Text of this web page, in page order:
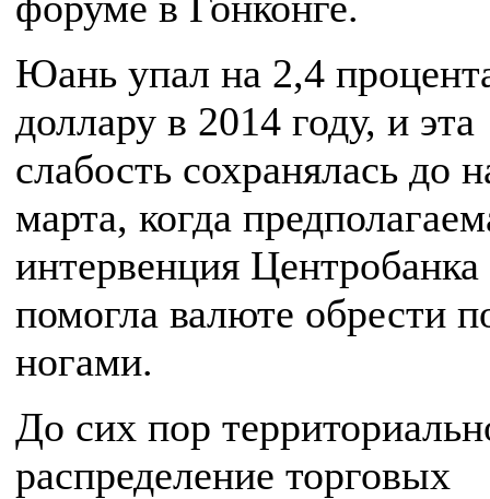
Юань упал на 2,4
доллару в 2014 году, и эта
слабость сохранялась до
марта, когда
интервенция
помогла валюте обрести
ногами.
До сих пор
распределение торговых